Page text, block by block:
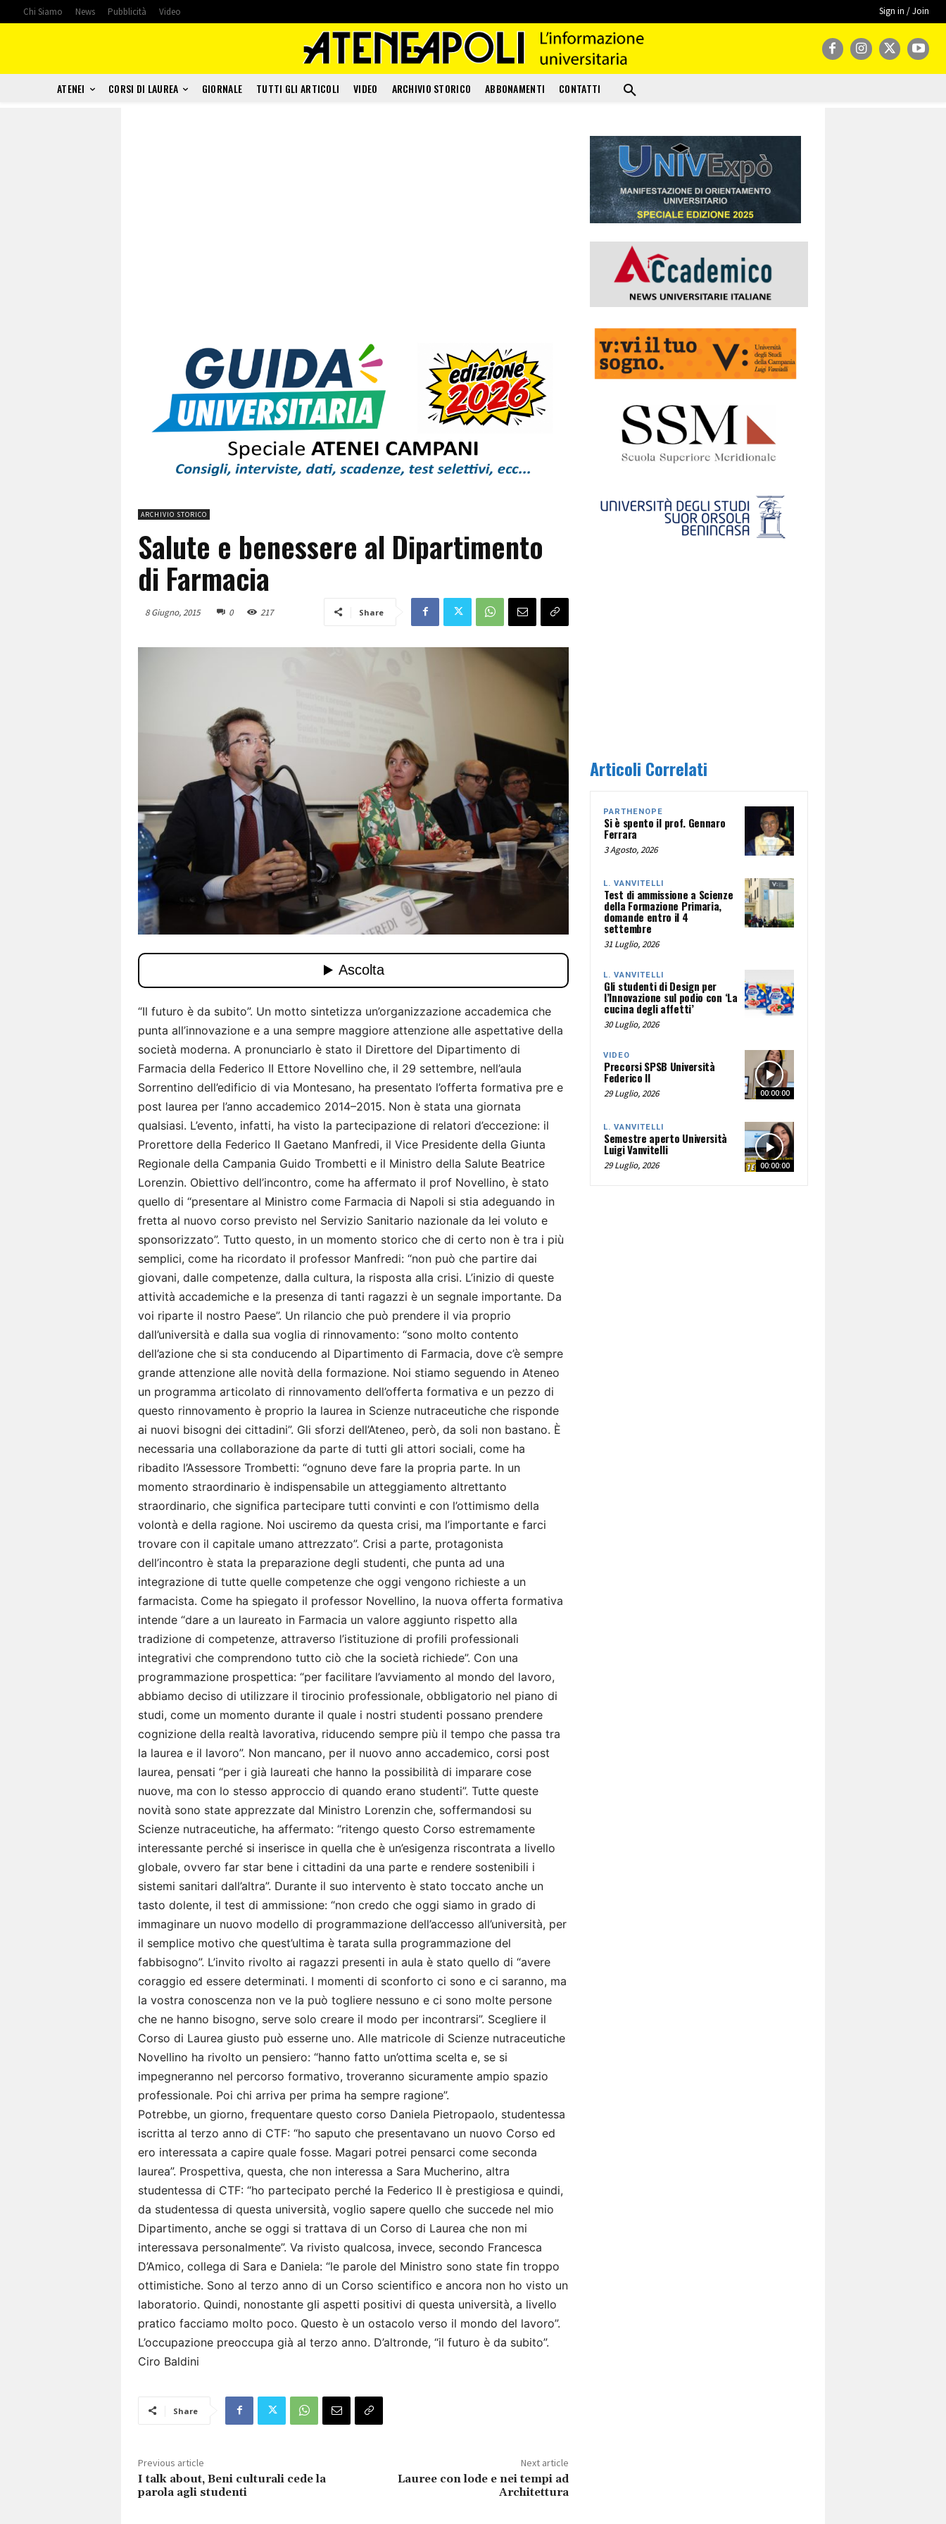
Chi Siamo News Pubblicità Video Sign in / Join
ATENEI CORSI DI LAUREA GIORNALE TUTTI GLI ARTICOLI VIDEO ARCHIVIO STORICO ABBONAMENTI CONTATTI
ARCHIVIO STORICO
Salute e benessere al Dipartimento
di Farmacia
8 Giugno, 2015 0 217 Share
“Il futuro è da subito”. Un motto sintetizza un’organizzazione accademica che
punta all’innovazione e a una sempre maggiore attenzione alle aspettative della
società moderna. A pronunciarlo è stato il Direttore del Dipartimento di
Farmacia della Federico II Ettore Novellino che, il 29 settembre, nell’aula
Sorrentino dell’edificio di via Montesano, ha presentato l’offerta formativa pre e
post laurea per l’anno accademico 2014–2015. Non è stata una giornata
qualsiasi. L’evento, infatti, ha visto la partecipazione di relatori d’eccezione: il
Prorettore della Federico II Gaetano Manfredi, il Vice Presidente della Giunta
Regionale della Campania Guido Trombetti e il Ministro della Salute Beatrice
Lorenzin. Obiettivo dell’incontro, come ha affermato il prof Novellino, è stato
quello di “presentare al Ministro come Farmacia di Napoli si stia adeguando in
fretta al nuovo corso previsto nel Servizio Sanitario nazionale da lei voluto e
sponsorizzato”. Tutto questo, in un momento storico che di certo non è tra i più
semplici, come ha ricordato il professor Manfredi: “non può che partire dai
giovani, dalle competenze, dalla cultura, la risposta alla crisi. L’inizio di queste
attività accademiche e la presenza di tanti ragazzi è un segnale importante. Da
voi riparte il nostro Paese”. Un rilancio che può prendere il via proprio
dall’università e dalla sua voglia di rinnovamento: “sono molto contento
dell’azione che si sta conducendo al Dipartimento di Farmacia, dove c’è sempre
grande attenzione alle novità della formazione. Noi stiamo seguendo in Ateneo
un programma articolato di rinnovamento dell’offerta formativa e un pezzo di
questo rinnovamento è proprio la laurea in Scienze nutraceutiche che risponde
ai nuovi bisogni dei cittadini”. Gli sforzi dell’Ateneo, però, da soli non bastano. È
necessaria una collaborazione da parte di tutti gli attori sociali, come ha
ribadito l’Assessore Trombetti: “ognuno deve fare la propria parte. In un
momento straordinario è indispensabile un atteggiamento altrettanto
straordinario, che significa partecipare tutti convinti e con l’ottimismo della
volontà e della ragione. Noi usciremo da questa crisi, ma l’importante e farci
trovare con il capitale umano attrezzato”. Crisi a parte, protagonista
dell’incontro è stata la preparazione degli studenti, che punta ad una
integrazione di tutte quelle competenze che oggi vengono richieste a un
farmacista. Come ha spiegato il professor Novellino, la nuova offerta formativa
intende “dare a un laureato in Farmacia un valore aggiunto rispetto alla
tradizione di competenze, attraverso l’istituzione di profili professionali
integrativi che comprendono tutto ciò che la società richiede”. Con una
programmazione prospettica: “per facilitare l’avviamento al mondo del lavoro,
abbiamo deciso di utilizzare il tirocinio professionale, obbligatorio nel piano di
studi, come un momento durante il quale i nostri studenti possano prendere
cognizione della realtà lavorativa, riducendo sempre più il tempo che passa tra
la laurea e il lavoro”. Non mancano, per il nuovo anno accademico, corsi post
laurea, pensati “per i già laureati che hanno la possibilità di imparare cose
nuove, ma con lo stesso approccio di quando erano studenti”. Tutte queste
novità sono state apprezzate dal Ministro Lorenzin che, soffermandosi su
Scienze nutraceutiche, ha affermato: “ritengo questo Corso estremamente
interessante perché si inserisce in quella che è un’esigenza riscontrata a livello
globale, ovvero far star bene i cittadini da una parte e rendere sostenibili i
sistemi sanitari dall’altra”. Durante il suo intervento è stato toccato anche un
tasto dolente, il test di ammissione: “non credo che oggi siamo in grado di
immaginare un nuovo modello di programmazione dell’accesso all’università, per
il semplice motivo che quest’ultima è tarata sulla programmazione del
fabbisogno”. L’invito rivolto ai ragazzi presenti in aula è stato quello di “avere
coraggio ed essere determinati. I momenti di sconforto ci sono e ci saranno, ma
la vostra conoscenza non ve la può togliere nessuno e ci sono molte persone
che ne hanno bisogno, serve solo creare il modo per incontrarsi”. Scegliere il
Corso di Laurea giusto può esserne uno. Alle matricole di Scienze nutraceutiche
Novellino ha rivolto un pensiero: “hanno fatto un’ottima scelta e, se si
impegneranno nel percorso formativo, troveranno sicuramente ampio spazio
professionale. Poi chi arriva per prima ha sempre ragione”.
Potrebbe, un giorno, frequentare questo corso Daniela Pietropaolo, studentessa
iscritta al terzo anno di CTF: “ho saputo che presentavano un nuovo Corso ed
ero interessata a capire quale fosse. Magari potrei pensarci come seconda
laurea”. Prospettiva, questa, che non interessa a Sara Mucherino, altra
studentessa di CTF: “ho partecipato perché la Federico II è prestigiosa e quindi,
da studentessa di questa università, voglio sapere quello che succede nel mio
Dipartimento, anche se oggi si trattava di un Corso di Laurea che non mi
interessava personalmente”. Va rivisto qualcosa, invece, secondo Francesca
D’Amico, collega di Sara e Daniela: “le parole del Ministro sono state fin troppo
ottimistiche. Sono al terzo anno di un Corso scientifico e ancora non ho visto un
laboratorio. Quindi, nonostante gli aspetti positivi di questa università, a livello
pratico facciamo molto poco. Questo è un ostacolo verso il mondo del lavoro”.
L’occupazione preoccupa già al terzo anno. D’altronde, “il futuro è da subito”.
Ciro Baldini
Share
Previous article
I talk about, Beni culturali cede la
parola agli studenti
Next article
Lauree con lode e nei tempi ad
Architettura
Articoli Correlati
PARTHENOPE
Si è spento il prof. Gennaro
Ferrara
3 Agosto, 2026
L. VANVITELLI
Test di ammissione a Scienze
della Formazione Primaria,
domande entro il 4
settembre
31 Luglio, 2026
L. VANVITELLI
Gli studenti di Design per
l’Innovazione sul podio con ‘La
cucina degli affetti’
30 Luglio, 2026
00:00:00
VIDEO
Precorsi SPSB Università
Federico II
29 Luglio, 2026
00:00:00
L. VANVITELLI
Semestre aperto Università
Luigi Vanvitelli
29 Luglio, 2026